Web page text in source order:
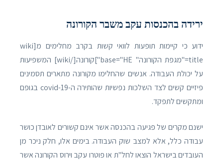
ירידה בהכנסות עקב משבר הקורונה
ידוע כי קיימות תופעות לוואי קשות בקרב מחלימים מ[wiki
title="מגפת הקורונה" base="HE"]קורונה[/wiki] המשפיעות
על יכולת העבודה. אנשים שהחלימו מקורונה מתארים תסמינים
פיזיים קשים לצד השלכות נפשיות שהותירה ה-covid-19 בגופם
ומתקשים לתפקד.
ישנם מקרים של פגיעה בהכנסה אשר אינם קשורים לאובדן כושר
עבודה כלל, אלא למצב שוק העבודה. בימים אלו, חלק ניכר מן
העובדים בישראל הוצאו לחל"ת או פוטרו עקב וירוס הקורונה אשר